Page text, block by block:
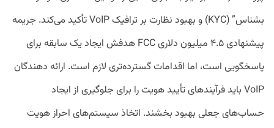
بشناس” (KYC) و بهبود نظارت بر ترافیک VoIP تأکید می‌کند. جریمه
پیشنهادی ۴.۵ میلیون دلاری FCC هدفش ایجاد یک سابقه برای
پاسخگویی است، اما اقدامات گسترده‌تری لازم است. ارائه دهندگان
VoIP باید فرآیندهای تأیید هویت را برای جلوگیری از ایجاد
حساب‌های جعلی بهبود بخشند. اتخاذ سیستم‌های احراز هویت